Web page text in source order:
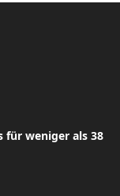
für weniger als 38